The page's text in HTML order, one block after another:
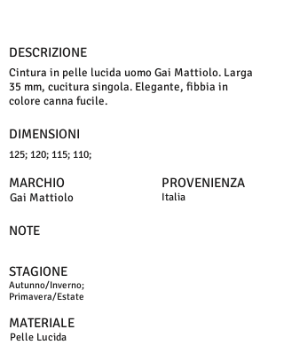
DESCRIZIONE
Cintura in pelle lucida uomo Gai Mattiolo. Larga
35 mm, cucitura singola. Elegante, fibbia in
colore canna fucile.
DIMENSIONI
125; 120; 115; 110;
MARCHIO
Gai Mattiolo
PROVENIENZA
Italia
NOTE
STAGIONE
Autunno/Inverno;
Primavera/Estate
MATERIALE
Pelle Lucida